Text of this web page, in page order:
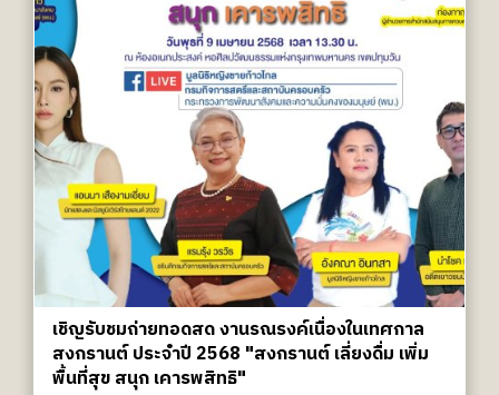
เชิญรับชมถ่ายทอดสด งานรณรงค์เนื่องในเทศกาล
สงกรานต์ ประจำปี 2568 "สงกรานต์ เลี่ยงดื่ม เพิ่ม
พื้นที่สุข สนุก เคารพสิทธิ"